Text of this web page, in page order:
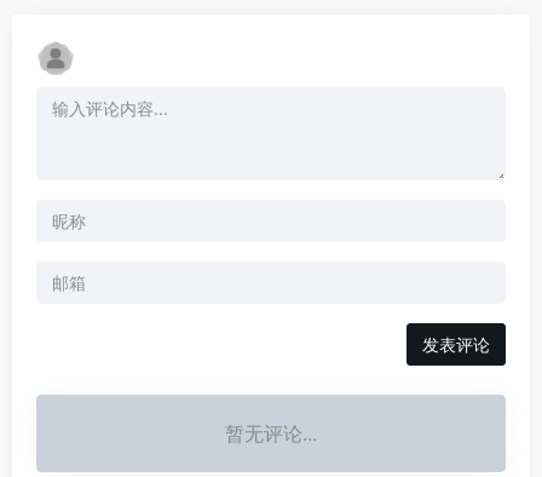
发表评论
暂无评论...